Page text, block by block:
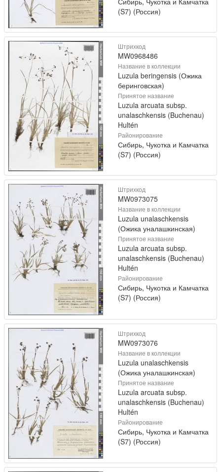
(S7) (Россия)
Штрихкод
MW0968486
Название в коллекции
Luzula beringensis (Ожика
беринговская)
Принятое название
Luzula arcuata subsp.
unalaschkensis (Buchenau)
Hultén
Районирование
Сибирь, Чукотка и Камчатка
(S7) (Россия)
Штрихкод
MW0973075
Название в коллекции
Luzula unalaschkensis
(Ожика уналашкинская)
Принятое название
Luzula arcuata subsp.
unalaschkensis (Buchenau)
Hultén
Районирование
Сибирь, Чукотка и Камчатка
(S7) (Россия)
Штрихкод
MW0973076
Название в коллекции
Luzula unalaschkensis
(Ожика уналашкинская)
Принятое название
Luzula arcuata subsp.
unalaschkensis (Buchenau)
Hultén
Районирование
Сибирь, Чукотка и Камчатка
(S7) (Россия)